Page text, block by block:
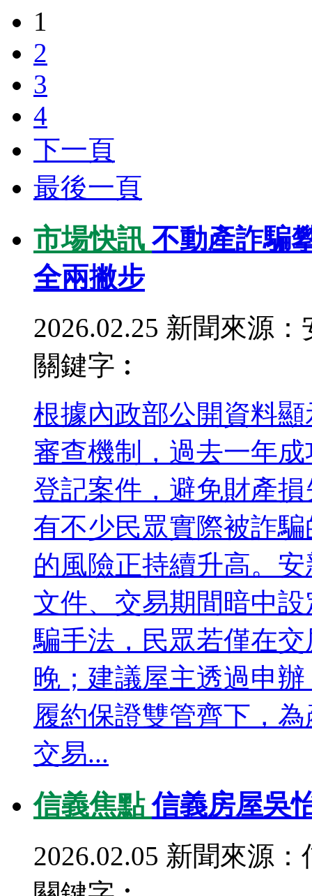
1
2
3
4
下一頁
最後一頁
市場快訊 不動產詐騙
全兩撇步
2026.02.25 新聞來源：
關鍵字︰
根據內政部公開資料
審查機制，過去一年
登記案件，避免財產
有不少民眾實際被詐
的風險正持續升高。
文件、交易期間暗中
騙手法，民眾若僅在
晚；建議屋主透過申
履約保證雙管齊下，
交易...
信義焦點信義房屋吳
2026.02.05 新聞來源：